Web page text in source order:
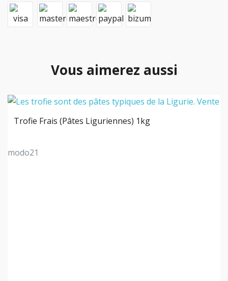
Vous aimerez aussi
Trofie Frais (pâtes Liguriennes) 1kg
modo21